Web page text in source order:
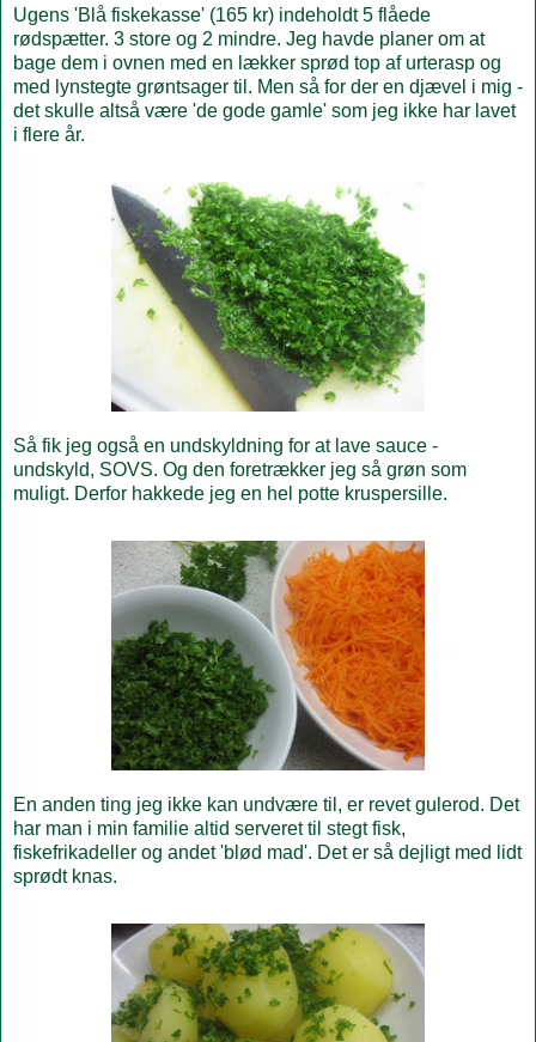
Ugens 'Blå fiskekasse' (165 kr) indeholdt 5 flåede
rødspætter. 3 store og 2 mindre. Jeg havde planer om at
bage dem i ovnen med en lækker sprød top af urterasp og
med lynstegte grøntsager til. Men så for der en djævel i mig -
det skulle altså være 'de gode gamle' som jeg ikke har lavet
i flere år.
Så fik jeg også en undskyldning for at lave sauce -
undskyld, SOVS. Og den foretrækker jeg så grøn som
muligt. Derfor hakkede jeg en hel potte kruspersille.
En anden ting jeg ikke kan undvære til, er revet gulerod. Det
har man i min familie altid serveret til stegt fisk,
fiskefrikadeller og andet 'blød mad'. Det er så dejligt med lidt
sprødt knas.